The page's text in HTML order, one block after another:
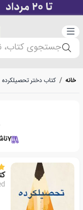
دسته‌بندی
جستجوی کتاب،
خانه / کتاب دختر تحصیلکرده
7